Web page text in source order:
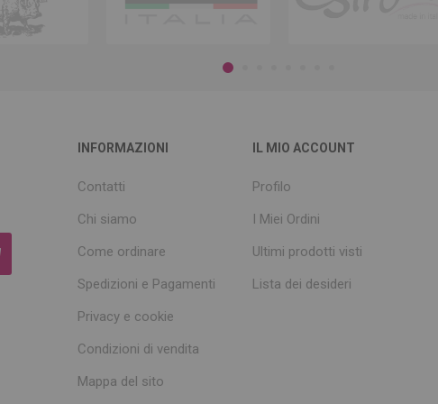
INFORMAZIONI
Contatti
Chi siamo
Come ordinare
Spedizioni e Pagamenti
Privacy e cookie
Condizioni di vendita
Mappa del sito
IL MIO ACCOUNT
Profilo
I Miei Ordini
Ultimi prodotti visti
Lista dei desideri